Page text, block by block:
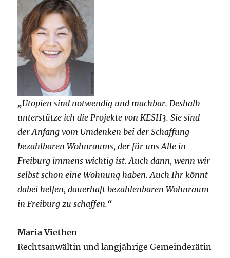
„Utopien sind notwendig und machbar. Deshalb
unterstütze ich die Projekte von KESH3. Sie sind
der Anfang vom Umdenken bei der Schaffung
bezahlbaren Wohnraums, der für uns Alle in
Freiburg immens wichtig ist. Auch dann, wenn wir
selbst schon eine Wohnung haben. Auch Ihr könnt
dabei helfen, dauerhaft bezahlenbaren Wohnraum
in Freiburg zu schaffen.“
Maria Viethen
Rechtsanwältin und langjährige Gemeinderätin